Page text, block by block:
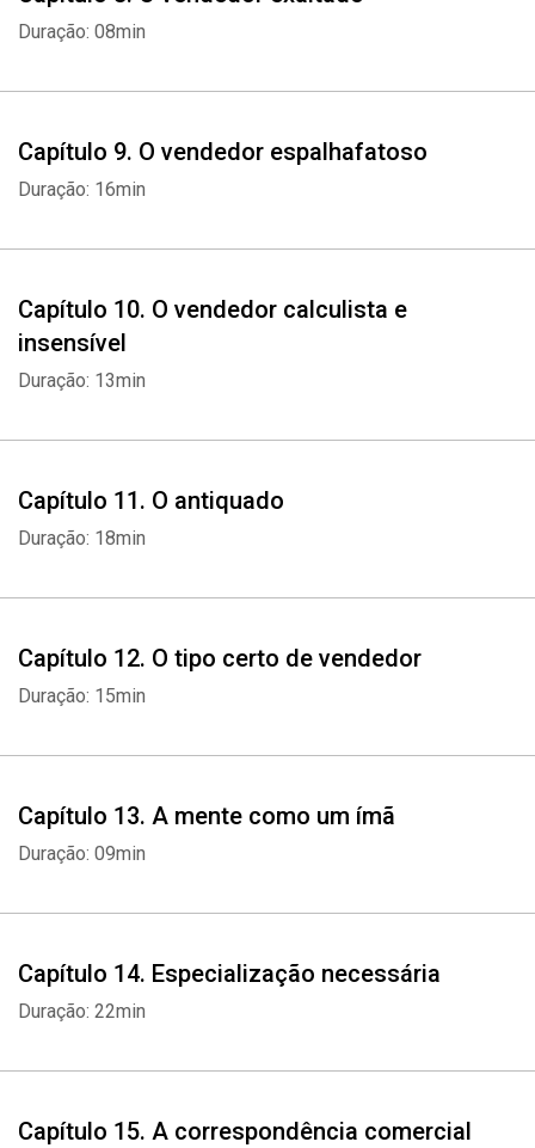
Duração: 08min
Capítulo 9. O vendedor espalhafatoso
Duração: 16min
Capítulo 10. O vendedor calculista e
insensível
Duração: 13min
Capítulo 11. O antiquado
Duração: 18min
Capítulo 12. O tipo certo de vendedor
Duração: 15min
Capítulo 13. A mente como um ímã
Duração: 09min
Capítulo 14. Especialização necessária
Duração: 22min
Capítulo 15. A correspondência comercial